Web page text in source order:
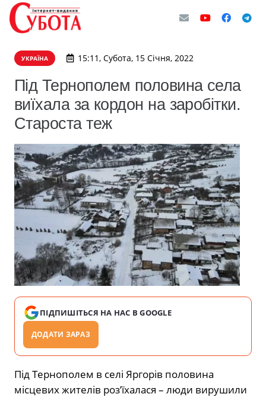
УКРАЇНА 15:11, Субота, 15 Січня, 2022
Під Тернополем половина села
виїхала за кордон на заробітки.
Староста теж
ПІДПИШІТЬСЯ НА НАС В GOOGLE
ДОДАТИ ЗАРАЗ
Під Тернополем в селі Яргорів половина
місцевих жителів роз’їхалася – люди вирушили